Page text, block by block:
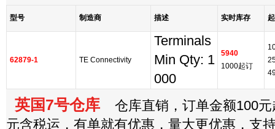
型号 制造商 描述 实时库存
62879-1 TE Connectivity
Terminals
Min Qty: 1
000
5940
1000起订
英国7号仓库 仓库直销，订单金额100元
元含税运，有单就有优惠，量大更优惠，支